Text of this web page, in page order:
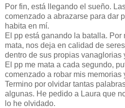
Por fin, está llegando el sueño.
comenzado a abrazarse para dar
habita en mí.
El pp está ganando la batalla.
mata, nos deja en calidad de
dentro de sus propias vanaglorias
El pp me mata a cada segundo,
comenzado a robar mis memorias
Termino por olvidar tantas
algunas. He pedido a Laura que
lo he olvidado.